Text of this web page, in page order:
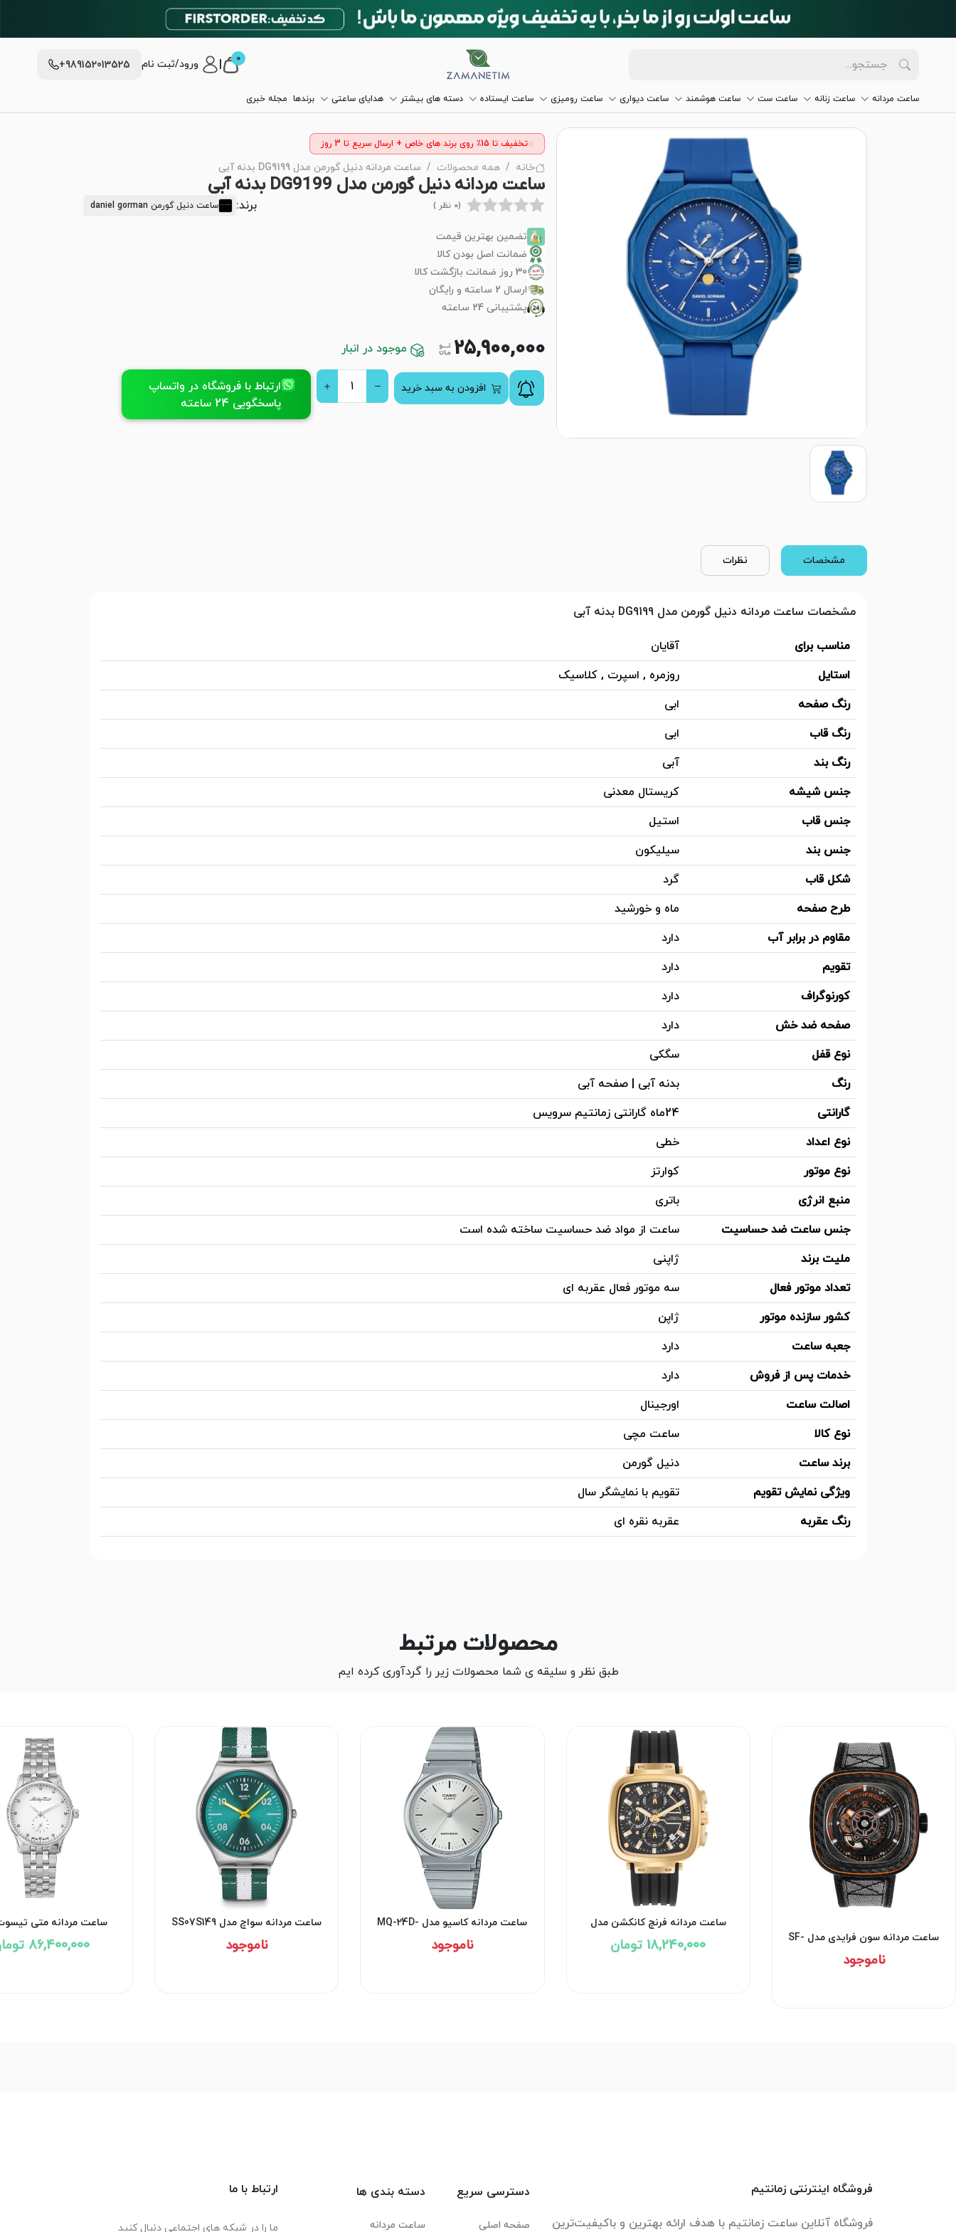
0 ورود/ثبت نام +989152013525
ساعت مردانه ساعت زنانه ساعت ست ساعت هوشمند ساعت دیواری ساعت رومیزی ساعت ایستاده دسته های بیشتر هدایای ساعتی برندها مجله خبری
تخفیف تا 15٪ روی برند های خاص + ارسال سریع تا 3 روز
خانه همه محصولات ساعت مردانه دنیل گورمن مدل DG9199 بدنه آبی
ساعت مردانه دنیل گورمن مدل DG9199 بدنه آبی
(0 نظر ) برند: ساعت دنیل گورمن daniel gorman
تضمین بهترین قیمت
ضمانت اصل بودن کالا
30 روز ضمانت بازگشت کالا
ارسال 2 ساعته و رایگان
پشتیبانی 24 ساعته
25,900,000 موجود در انبار
افزودن به سبد خرید
ارتباط با فروشگاه در واتساپ
پاسخگویی 24 ساعته
مشخصات نظرات
مشخصات ساعت مردانه دنیل گورمن مدل DG9199 بدنه آبی
مناسب برای
آقایان
استایل
روزمره , اسپرت , کلاسیک
رنگ صفحه
ابی
رنگ قاب
ابی
رنگ بند
آبی
جنس شیشه
کریستال معدنی
جنس قاب
استیل
جنس بند
سیلیکون
شکل قاب
گرد
طرح صفحه
ماه و خورشید
مقاوم در برابر آب
دارد
تقویم
دارد
کورنوگراف
دارد
صفحه ضد خش
دارد
نوع قفل
سگکی
رنگ
بدنه آبی | صفحه آبی
گارانتی
24ماه گارانتی زمانتیم سرویس
نوع اعداد
خطی
نوع موتور
کوارتز
منبع انرژی
باتری
جنس ساعت ضد حساسیت
ساعت از مواد ضد حساسیت ساخته شده است
ملیت برند
ژاپنی
تعداد موتور فعال
سه موتور فعال عقربه ای
کشور سازنده موتور
ژاپن
جعبه ساعت
دارد
خدمات پس از فروش
دارد
اصالت ساعت
اورجینال
نوع کالا
ساعت مچی
برند ساعت
دنیل گورمن
ویژگی نمایش تقویم
تقویم با نمایشگر سال
رنگ عقربه
عقربه نقره ای
محصولات مرتبط
طبق نظر و سلیقه ی شما محصولات زیر را گردآوری کرده ایم
ساعت مردانه سون فرایدی مدل SF-
P3C-09
ناموجود
ساعت مردانه فرنچ کانکشن مدل
FCH004BL
18,240,000 تومان
ساعت مردانه کاسیو مدل MQ-24D-
ناموجود
ساعت مردانه سواچ مدل SS07S149
ناموجود
ساعت مردانه متی
D1886MAI
86,400,000 تومان
فروشگاه اینترنتی زمانتیم
فروشگاه آنلاین ساعت زمانتیم با هدف ارائه بهترین و باکیفیت‌ترین
دسترسی سریع
صفحه اصلی
دسته بندی ها
ساعت مردانه
ارتباط با ما
ما را در شبکه های اجتماعی دنبال کنید